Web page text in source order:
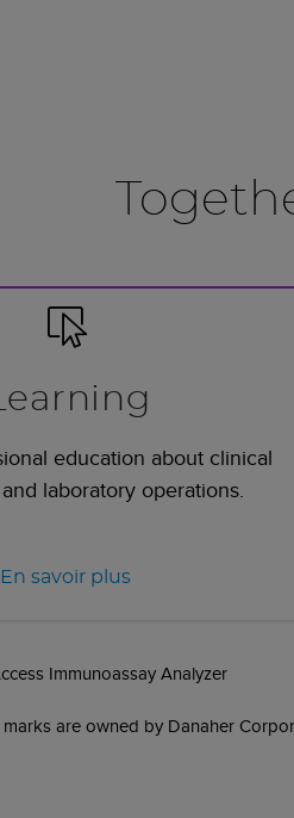
Learning
education about clinical
laboratory operations.
En savoir plus
Immunoassay Analyzer
are owned by Danaher